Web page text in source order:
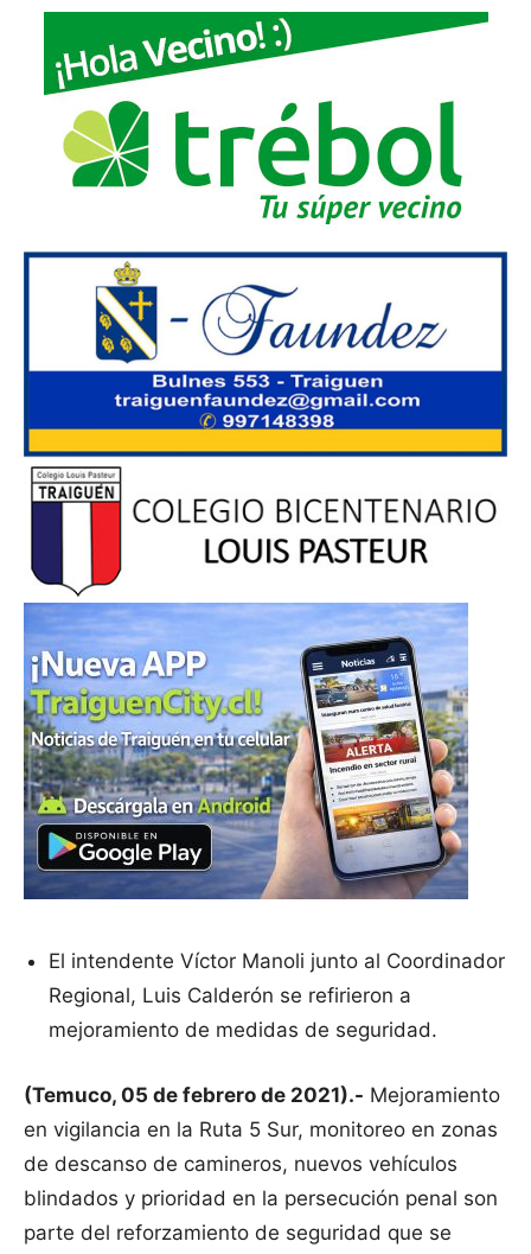
El intendente Víctor Manoli junto al Coordinador
Regional, Luis Calderón se refirieron a
mejoramiento de medidas de seguridad.
(Temuco, 05 de febrero de 2021).- Mejoramiento
en vigilancia en la Ruta 5 Sur, monitoreo en zonas
de descanso de camineros, nuevos vehículos
blindados y prioridad en la persecución penal son
parte del reforzamiento de seguridad que se